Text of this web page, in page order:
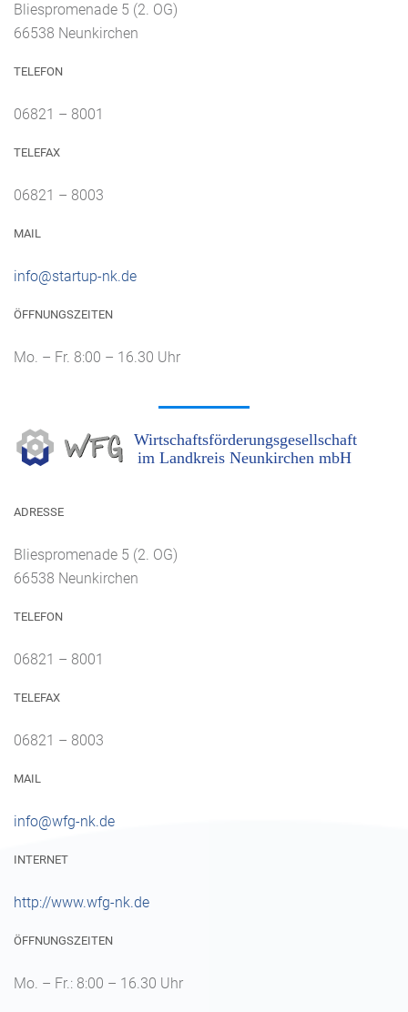
Bliespromenade 5 (2. OG)
66538 Neunkirchen
TELEFON
06821 – 8001
TELEFAX
06821 – 8003
MAIL
info@startup-nk.de
ÖFFNUNGSZEITEN
Mo. – Fr. 8:00 – 16.30 Uhr
ADRESSE
Bliespromenade 5 (2. OG)
66538 Neunkirchen
TELEFON
06821 – 8001
TELEFAX
06821 – 8003
MAIL
info@wfg-nk.de
INTERNET
http://www.wfg-nk.de
ÖFFNUNGSZEITEN
Mo. – Fr.: 8:00 – 16.30 Uhr